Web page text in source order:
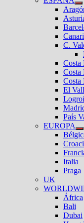
el
submenúel
C.
Costa
Costa
Costa
El
País
EUROPA
el
Italia
Praga
UK
África
Bali
Dubai